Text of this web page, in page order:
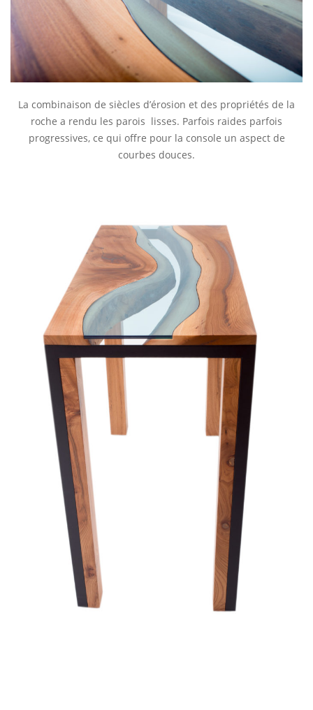
La combinaison de siècles d’érosion et des propriétés de la
roche a rendu les parois lisses. Parfois raides parfois
progressives, ce qui offre pour la console un aspect de
courbes douces.